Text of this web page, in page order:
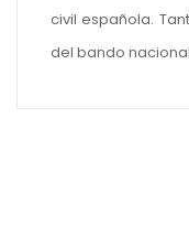
civil española.
del bando